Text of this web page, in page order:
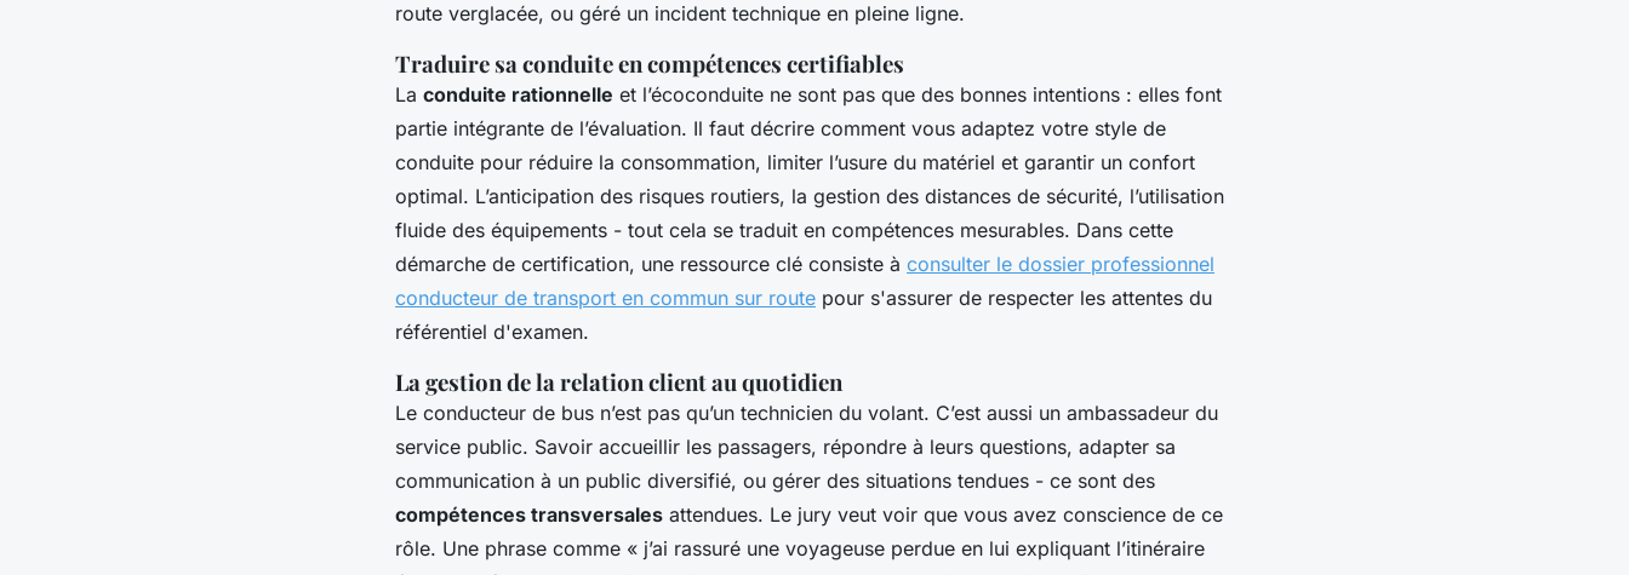
route verglacée, ou géré un incident technique en pleine ligne.
Traduire sa conduite en compétences certifiables
La conduite rationnelle et l’écoconduite ne sont pas que des bonnes intentions : elles font
partie intégrante de l’évaluation. Il faut décrire comment vous adaptez votre style de
conduite pour réduire la consommation, limiter l’usure du matériel et garantir un confort
optimal. L’anticipation des risques routiers, la gestion des distances de sécurité, l’utilisation
fluide des équipements - tout cela se traduit en compétences mesurables. Dans cette
démarche de certification, une ressource clé consiste à consulter le dossier professionnel
conducteur de transport en commun sur route pour s'assurer de respecter les attentes du
référentiel d'examen.
La gestion de la relation client au quotidien
Le conducteur de bus n’est pas qu’un technicien du volant. C’est aussi un ambassadeur du
service public. Savoir accueillir les passagers, répondre à leurs questions, adapter sa
communication à un public diversifié, ou gérer des situations tendues - ce sont des
compétences transversales attendues. Le jury veut voir que vous avez conscience de ce
rôle. Une phrase comme « j’ai rassuré une voyageuse perdue en lui expliquant l’itinéraire